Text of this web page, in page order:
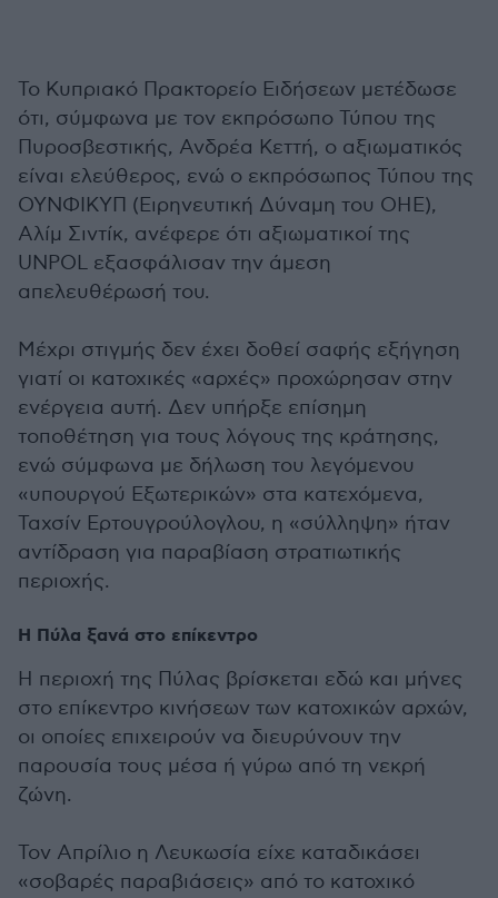
Το Κυπριακό Πρακτορείο Ειδήσεων μετέδωσε
ότι, σύμφωνα με τον εκπρόσωπο Τύπου της
Πυροσβεστικής, Ανδρέα Κεττή, ο αξιωματικός
είναι ελεύθερος, ενώ ο εκπρόσωπος Τύπου της
ΟΥΝΦΙΚΥΠ (Ειρηνευτική Δύναμη του ΟΗΕ),
Αλίμ Σιντίκ, ανέφερε ότι αξιωματικοί της
UNPOL εξασφάλισαν την άμεση
απελευθέρωσή του.
Μέχρι στιγμής δεν έχει δοθεί σαφής εξήγηση
γιατί οι κατοχικές «αρχές» προχώρησαν στην
ενέργεια αυτή. Δεν υπήρξε επίσημη
τοποθέτηση για τους λόγους της κράτησης,
ενώ σύμφωνα με δήλωση του λεγόμενου
«υπουργού Εξωτερικών» στα κατεχόμενα,
Ταχσίν Ερτουγρούλογλου, η «σύλληψη» ήταν
αντίδραση για παραβίαση στρατιωτικής
περιοχής.
Η Πύλα ξανά στο επίκεντρο
Η περιοχή της Πύλας βρίσκεται εδώ και μήνες
στο επίκεντρο κινήσεων των κατοχικών αρχών,
οι οποίες επιχειρούν να διευρύνουν την
παρουσία τους μέσα ή γύρω από τη νεκρή
ζώνη.
Τον Απρίλιο η Λευκωσία είχε καταδικάσει
«σοβαρές παραβιάσεις» από το κατοχικό